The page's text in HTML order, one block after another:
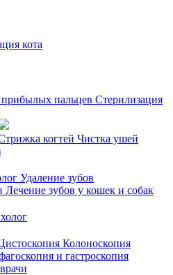
кота
пальцев Стерилизация
когтей Чистка ушей
Удаление зубов
Лечение зубов у кошек и собак
Колоноскопия
и гастроскопия